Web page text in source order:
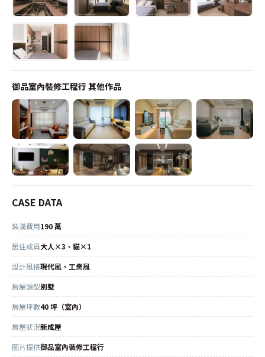
御品室內裝修工程行 其他作品
CASE DATA
裝潢費用190 萬
居住成員大人×3、貓×1
設計風格現代風、工業風
房屋類型別墅
房屋坪數40 坪（室內）
房屋狀況新成屋
圖片提供御品室內裝修工程行